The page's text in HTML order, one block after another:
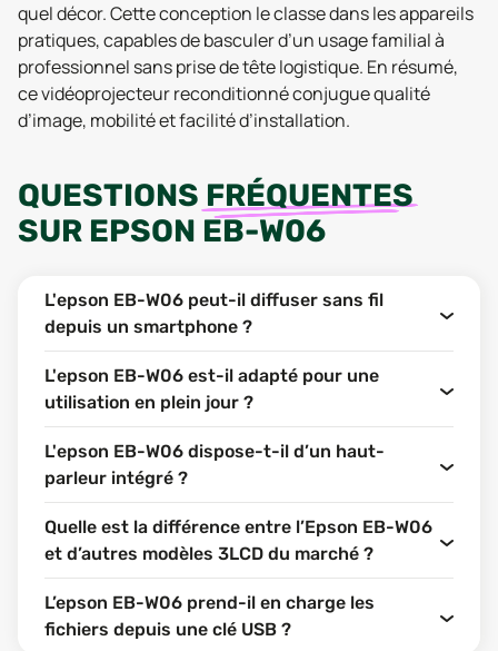
quel décor. Cette conception le classe dans les appareils
pratiques, capables de basculer d’un usage familial à
professionnel sans prise de tête logistique. En résumé,
ce vidéoprojecteur reconditionné conjugue qualité
d’image, mobilité et facilité d’installation.
QUESTIONS FRÉQUENTES
SUR EPSON EB-W06
L'epson EB-W06 peut-il diffuser sans fil
depuis un smartphone ?
L'epson EB-W06 est-il adapté pour une
utilisation en plein jour ?
L'epson EB-W06 dispose-t-il d’un haut-
parleur intégré ?
Quelle est la différence entre l’Epson EB-W06
et d’autres modèles 3LCD du marché ?
L’epson EB-W06 prend-il en charge les
fichiers depuis une clé USB ?